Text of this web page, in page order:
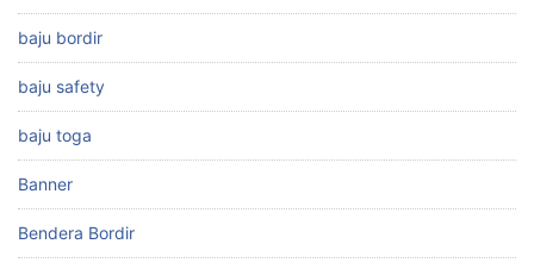
baju bordir
baju safety
baju toga
Banner
Bendera Bordir